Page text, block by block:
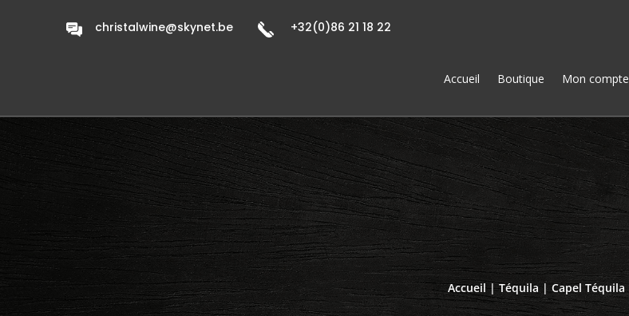
christalwine@skynet.be +32(0)86 21 18 22
Accueil Boutique Mon compte
Accueil|Téquila | Capel Téquila